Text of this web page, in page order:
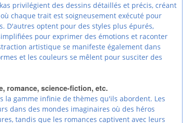
privilégient des dessins détaillés et précis, créant
chaque trait est soigneusement exécuté pour
D'autres optent pour des styles plus épurés,
pour exprimer des émotions et raconter
artistique se manifeste également dans
et les couleurs se mêlent pour susciter des
romance, science-fiction, etc.
la gamme infinie de thèmes qu'ils abordent. Les
dans des mondes imaginaires où des héros
tandis que les romances captivent avec leurs